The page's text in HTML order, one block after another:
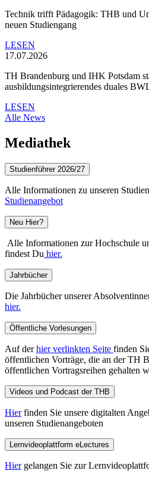
Technik trifft Pädagogik: THB und
neuen Studiengang
LESEN
17.07.2026
TH Brandenburg und IHK Potsdam
ausbildungsintegrierendes duales
LESEN
Alle News
Mediathek
Studienführer 2026/27
Alle Informationen zu unseren
Studienangebot
Neu Hier?
Alle Informationen zur Hochschule
findest Du hier.
Jahrbücher
Die Jahrbücher unserer
hier.
Öffentliche Vorlesungen
Auf derhier verlinkten Seite finden
öffentlichen Vorträge, die an der TH
öffentlichen Vortragsreihen gehalten
Videos und Podcast der THB
Hierfinden Sie unsere digitalten
unseren Studienangeboten
Lernvideoplattform eLectures
Hiergelangen Sie zur